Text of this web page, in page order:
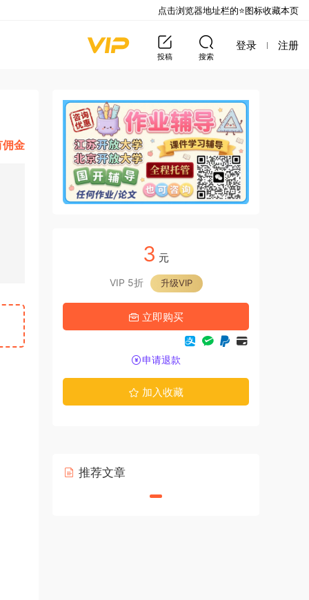
投稿 搜索
登录 注册
佣金
3 元
VIP 5折 升级VIP
立即购买
申请退款
加入收藏
推荐文章
点击浏览器地址栏的⭐图标收藏本页